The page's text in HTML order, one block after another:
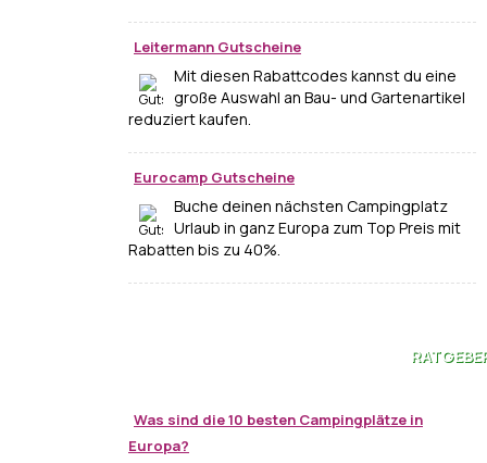
Leitermann Gutscheine
Mit diesen Rabattcodes kannst du eine
große Auswahl an Bau- und Gartenartikel
reduziert kaufen.
Eurocamp Gutscheine
Buche deinen nächsten Campingplatz
Urlaub in ganz Europa zum Top Preis mit
Rabatten bis zu 40%.
Was sind die 10 besten Campingplätze in
Europa?